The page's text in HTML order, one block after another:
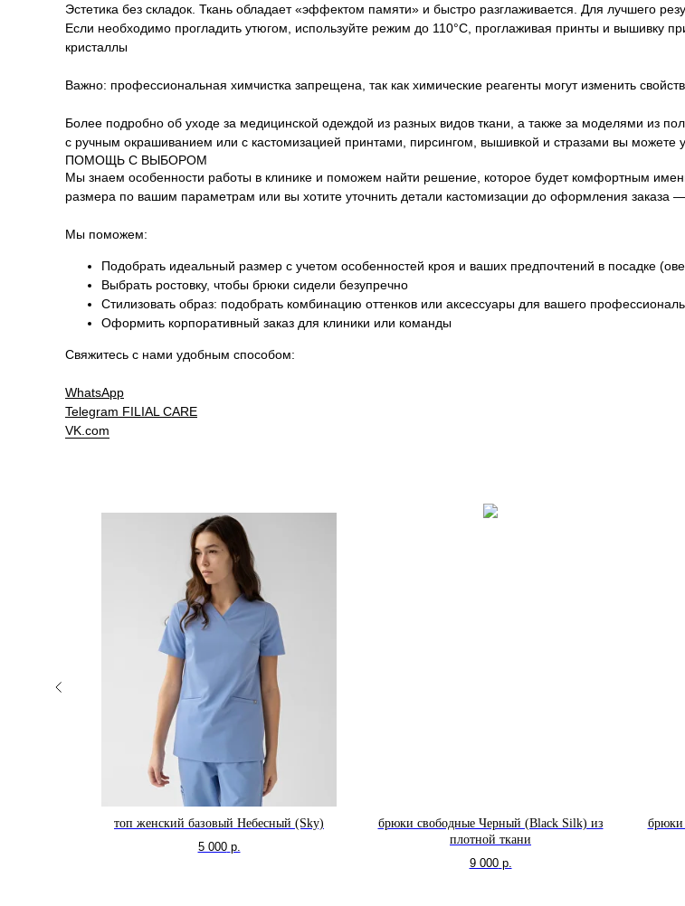
Эстетика без складок. Ткань обладает «эффектом памяти» и быстро разглаживается. Для лучшего
Если необходимо прогладить утюгом, используйте режим до 110°C, проглаживая принты и вышивку
кристаллы
Важно: профессиональная химчистка запрещена, так как химические реагенты могут изменить
Более подробно об уходе за медицинской одеждой из разных видов ткани, а также за моделями из
с ручным окрашиванием или с кастомизацией принтами, пирсингом, вышивкой и стразами вы можете
ПОМОЩЬ С ВЫБОРОМ
Мы знаем особенности работы в клинике и поможем найти решение, которое будет комфортным
размера по вашим параметрам или вы хотите уточнить детали кастомизации до оформления заказа
Мы поможем:
Подобрать идеальный размер с учетом особенностей кроя и ваших предпочтений в посадке
Выбрать ростовку, чтобы брюки сидели безупречно
Стилизовать образ: подобрать комбинацию оттенков или аксессуары для вашего
Оформить корпоративный заказ для клиники или команды
Свяжитесь с нами удобным способом:
WhatsApp
Telegram FILIAL CARE
VK.com
топ женский базовый Небесный (Sky)
5 000 р.
брюки свободные Черный (Black Silk) из
плотной ткани
9 000 р.
брюки